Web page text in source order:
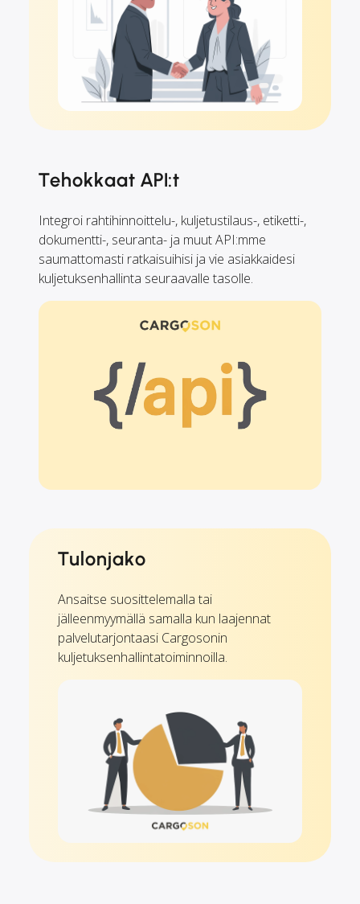
Tehokkaat API:t
Integroi rahtihinnoittelu-, kuljetustilaus-, etiketti-,
dokumentti-, seuranta- ja muut API:mme
saumattomasti ratkaisuihisi ja vie asiakkaidesi
kuljetuksenhallinta seuraavalle tasolle.
Tulonjako
Ansaitse suosittelemalla tai
jälleenmyymällä samalla kun laajennat
palvelutarjontaasi Cargosonin
kuljetuksenhallintatoiminnoilla.